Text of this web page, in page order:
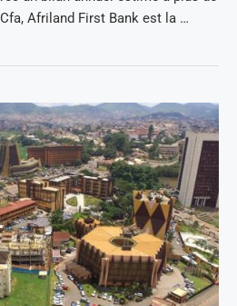
Afriland First Bank est la …